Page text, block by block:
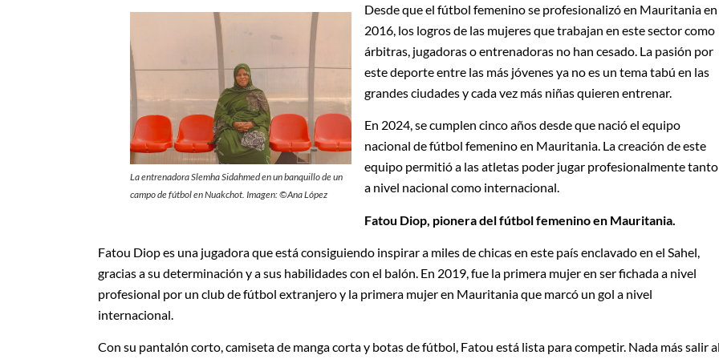
La entrenadora Slemha Sidahmed en un banquillo de un
campo de fútbol en Nuakchot. Imagen:©Ana López
Desde que el fútbol femenino se profesionalizó en Mauritania en
2016, los logros de las mujeres que trabajan en este sector como
árbitras, jugadoras o entrenadoras no han cesado. La pasión por
este deporte entre las más jóvenes ya no es un tema tabú en las
grandes ciudades y cada vez más niñas quieren entrenar.
En 2024, se cumplen cinco años desde que nació el equipo
nacional de fútbol femenino en Mauritania. La creación de este
equipo permitió a las atletas poder jugar profesionalmente tanto
a nivel nacional como internacional.
Fatou Diop, pionera del fútbol femenino en Mauritania.
Fatou Diop es una jugadora que está consiguiendo inspirar a miles de chicas en este país enclavado en el Sahel,
gracias a su determinación y a sus habilidades con el balón. En 2019, fue la primera mujer en ser fichada a nivel
profesional por un club de fútbol extranjero y la primera mujer en Mauritania que marcó un gol a nivel
internacional.
Con su pantalón corto, camiseta de manga corta y botas de fútbol, Fatou está lista para competir. Nada más salir al